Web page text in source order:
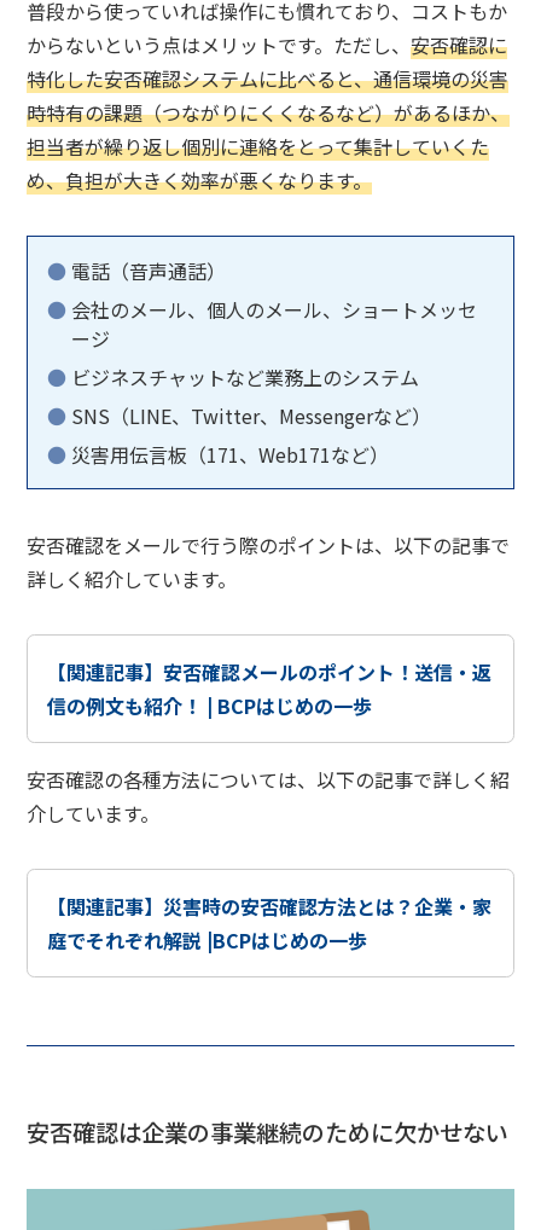
普段から使っていれば操作にも慣れており、コストもか
からないという点はメリットです。ただし、安否確認に
特化した安否確認システムに比べると、通信環境の災害
時特有の課題（つながりにくくなるなど）があるほか、
担当者が繰り返し個別に連絡をとって集計していくた
め、負担が大きく効率が悪くなります。
電話（音声通話）
会社のメール、個人のメール、ショートメッセ
ージ
ビジネスチャットなど業務上のシステム
SNS（LINE、Twitter、Messengerなど）
災害用伝言板（171、Web171など）
安否確認をメールで行う際のポイントは、以下の記事で
詳しく紹介しています。
【関連記事】安否確認メールのポイント！送信・返
信の例文も紹介！ | BCPはじめの一歩
安否確認の各種方法については、以下の記事で詳しく紹
介しています。
【関連記事】災害時の安否確認方法とは？企業・家
庭でそれぞれ解説 |BCPはじめの一歩
安否確認は企業の事業継続のために欠かせない